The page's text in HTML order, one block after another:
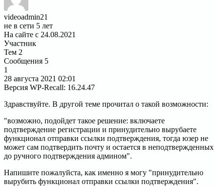
videoadmin21
не в сети 5 лет
На сайте с 24.08.2021
Участник
Тем 2
Сообщения 5
1
28 августа 2021 02:01
Версия WP-Recall: 16.24.47
Здравствуйте. В другой теме прочитал о такой возможности:
"возможно, подойдет такое решение: включаете
подтверждение регистрации и принудительно вырубаете
функционал отправки ссылки подтверждения, тогда юзер не
может сам подтвердить почту и остается в неподтвержденных
до ручного подтверждения админом".
Напишите пожалуйста, как именно я могу "принудительно
вырубить функционал отправки ссылки подтверждения".